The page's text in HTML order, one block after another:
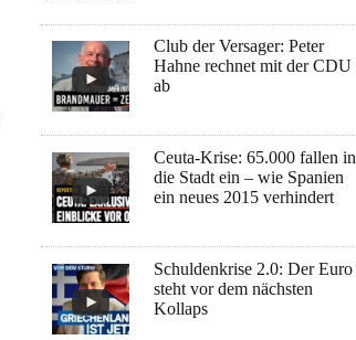
Club der Versager: Peter
Hahne rechnet mit der CDU
ab
Ceuta-Krise: 65.000 fallen in
die Stadt ein – wie Spanien
ein neues 2015 verhindert
Schuldenkrise 2.0: Der Euro
steht vor dem nächsten
Kollaps